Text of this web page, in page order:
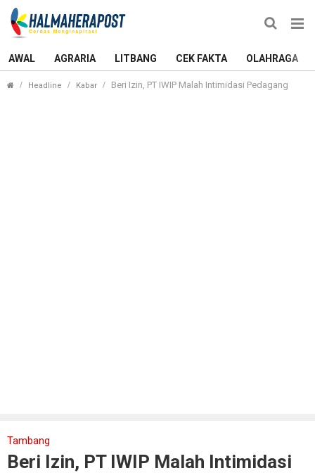
AWAL AGRARIA LITBANG CEK FAKTA OLAHRAGA
Headline Kabar Beri Izin, PT IWIP Malah Intimidasi Pedagang
Tambang
Beri Izin, PT IWIP Malah Intimidasi